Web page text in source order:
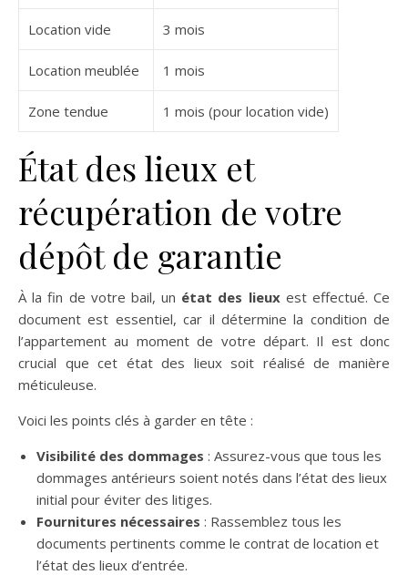
Location vide 3 mois
Location meublée 1 mois
Zone tendue 1 mois (pour location vide)
État des lieux et
récupération de votre
dépôt de garantie
À la fin de votre bail, un état des lieuxest effectué. Ce
document est essentiel, car il détermine la condition de
l’appartement au moment de votre départ. Il est donc
crucial que cet état des lieux soit réalisé de manière
méticuleuse.
Voici les points clés à garder en tête :
Visibilité des dommages : Assurez-vous que tous les
dommages antérieurs soient notés dans l’état des lieux
initial pour éviter des litiges.
Fournitures nécessaires : Rassemblez tous les
documents pertinents comme le contrat de location et
l’état des lieux d’entrée.